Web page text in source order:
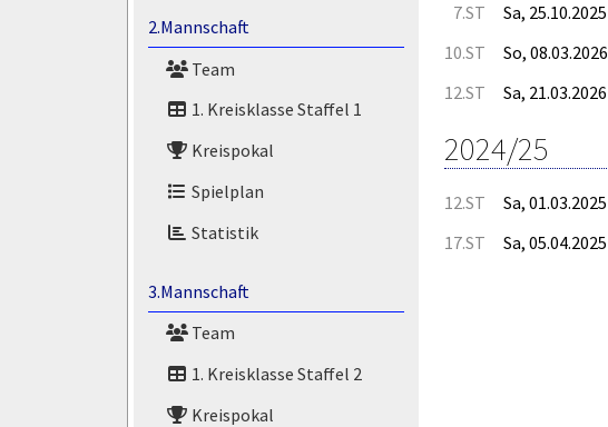
2.Mannschaft
Team
1. Kreisklasse Staffel 1
Kreispokal
Spielplan
Statistik
3.Mannschaft
Team
1. Kreisklasse Staffel 2
Kreispokal
7.ST Sa, 25.10.2025
10.ST So, 08.03.2026
12.ST Sa, 21.03.2026
2024/25
12.ST Sa, 01.03.2025
17.ST Sa, 05.04.2025